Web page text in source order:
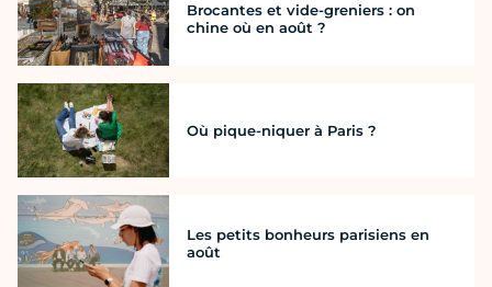
Brocantes et vide-greniers : on
chine où en août ?
Où pique-niquer à Paris ?
Les petits bonheurs parisiens en
août